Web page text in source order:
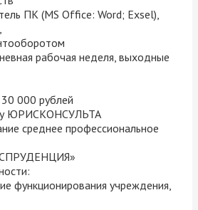
ПК (MS Office: Word; Exsel),
рабочая неделя, выходные
000 рублей
ЮРИСКОНСУЛЬТА
среднее профессиональное
функционирования учреждения,